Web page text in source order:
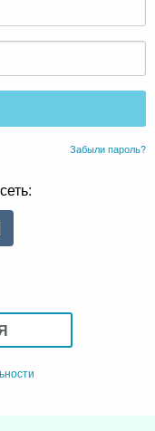
Забыли пароль?